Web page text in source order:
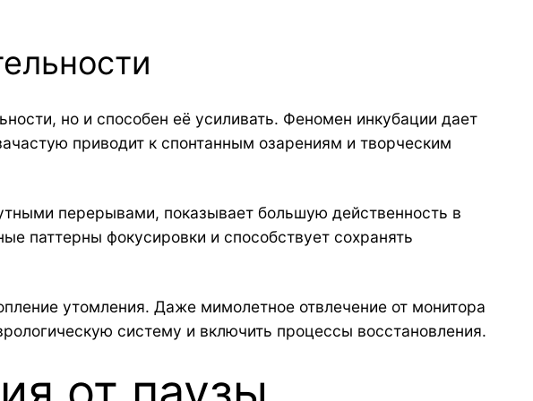
но и способен её усиливать. Феномен инкубации дает
приводит к спонтанным озарениям и творческим
перерывами, показывает большую действенность в
паттерны фокусировки и способствует сохранять
утомления. Даже мимолетное отвлечение от монитора
систему и включить процессы восстановления.